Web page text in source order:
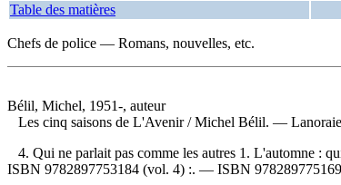
Table des matières
Chefs de police — Romans, nouvelles, etc.
Bélil, Michel, 1951-, auteur
Les cinq saisons de L'Avenir/ Michel Bélil. — Lanoraie
4. Qui ne parlait pas comme les autres 1. L'automne :
ISBN 9782897753184 (vol. 4) :. — ISBN